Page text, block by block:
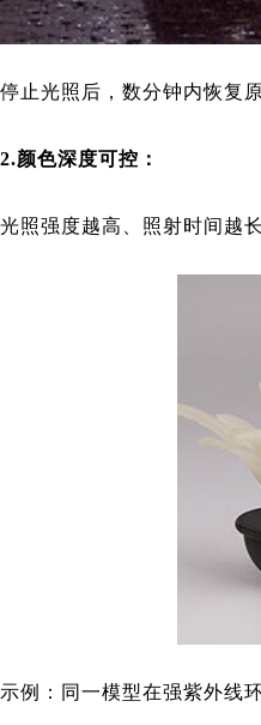
停止光照后，数分钟内恢复
2.颜色深度可控：
光照强度越高、照射时间越
示例：同一模型在强紫外线